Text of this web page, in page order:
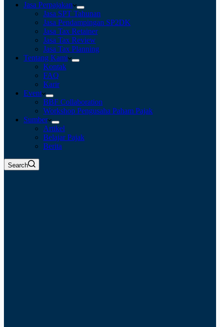
Jasa Perpajakan
Jasa SPT Tahunan
Jasa Pendampingan SP2DK
Jasa Tax Retainer
Jasa Tax Review
Jasa Tax Planning
Tentang Kami
Kontak
FAQ
Karir
Event
BBF Collaboration
Workshop Pengusaha Paham Pajak
Sumber
Artikel
Belajar Pajak
Berita
Search